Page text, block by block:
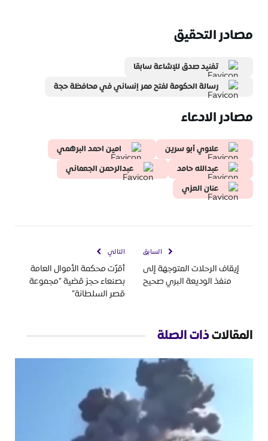
مصادر التحقيق
تفنيد صدق للإشاعة سابقا
رسالة الحكومة لفتح ممر إنساني في محافظة حجة
مصادر الادعاء
علاوي أبو سرين
امين احمد البرهمي
عبدالله حامد
عبدالرحمن الجعماني
عنان العزي
السابق
إيقاف الرحلات المتوجهة إلى
منفذ الوديعة البري صحيح
التالي
أقرّت محكمة الأموال العامة
بصنعاء حجز قضية “مجموعة
قصر السلطانة”
المقالاتذات الصلة